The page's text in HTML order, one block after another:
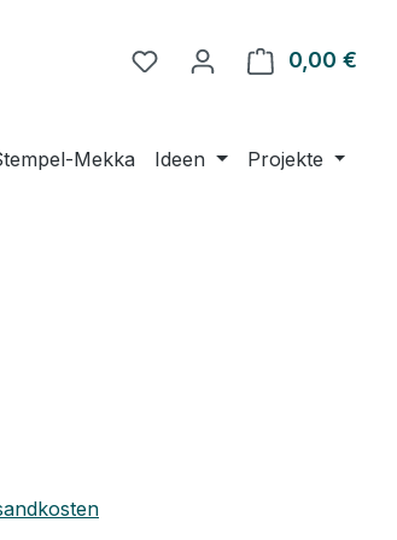
Du hast 0 Produkte auf
0,00 €
Mekka Ideen Projekte